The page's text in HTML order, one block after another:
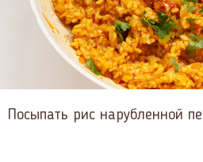
Посыпать рис нарубленной